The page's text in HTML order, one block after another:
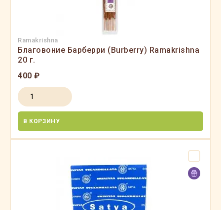
Ramakrishna
Благовоние Барберри (Burberry) Ramakrishna
20 г.
400 ₽
В КОРЗИНУ